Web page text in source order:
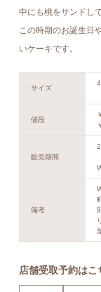
中にも桃をサンドし
この時期のお誕生日
いケーキです。
サイズ
値段
販売期間
備考
店舗受取予約はこ